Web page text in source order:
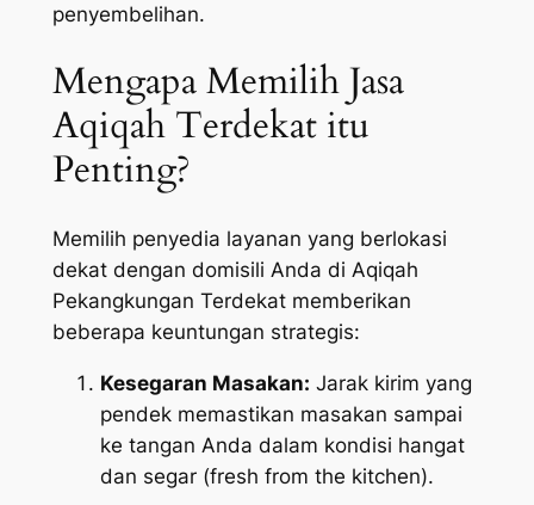
penyembelihan.
Mengapa Memilih Jasa
Aqiqah Terdekat itu
Penting?
Memilih penyedia layanan yang berlokasi
dekat dengan domisili Anda di Aqiqah
Pekangkungan Terdekat memberikan
beberapa keuntungan strategis:
Kesegaran Masakan: Jarak kirim yang
pendek memastikan masakan sampai
ke tangan Anda dalam kondisi hangat
dan segar (fresh from the kitchen).